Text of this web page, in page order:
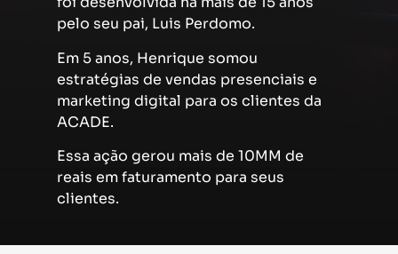
pelo seu pai, Luis Perdomo.
Em 5 anos, Henrique somou
estratégias de vendas presenciais e
marketing digital para os clientes da
ACADE.
Essa ação gerou mais de 10MM de
reais em faturamento para seus
clientes.